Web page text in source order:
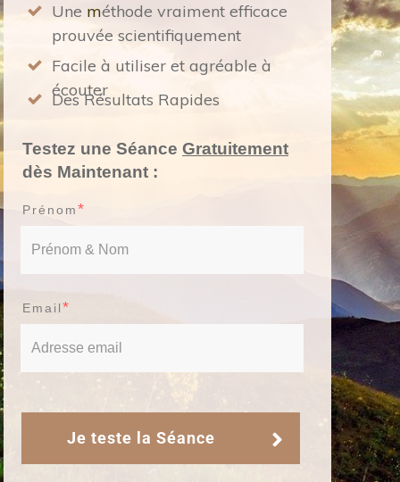
Une méthode vraiment efficace
prouvée scientifiquement
Facile à utiliser et agréable à
écouter
Des Résultats Rapides
Testez une Séance Gratuitement
dès Maintenant :
Prénom*
EMail*
Je teste la Séance